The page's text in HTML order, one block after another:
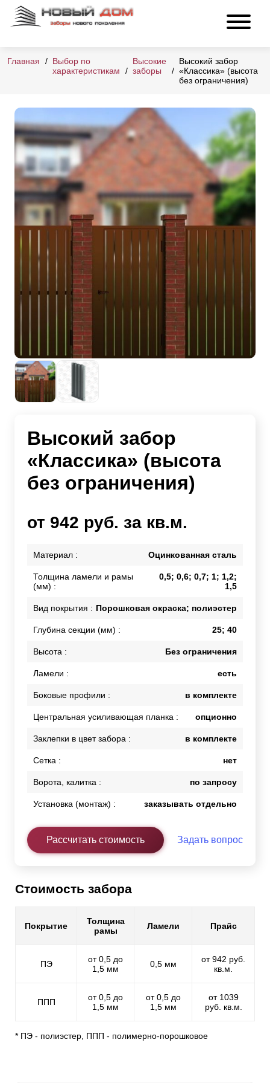
Главная
Выбор по
характеристикам
Высокие
заборы
Высокий забор
«Классика» (высота
без ограничения)
Высокий забор
«Классика» (высота
без ограничения)
от 942 руб. за кв.м.
Материал : Оцинкованная сталь
Толщина ламели и рамы
(мм) :
0,5; 0,6; 0,7; 1; 1,2;
1,5
Вид покрытия : Порошковая окраска; полиэстер
Глубина секции (мм) : 25; 40
Высота : Без ограничения
Ламели : есть
Боковые профили : в комплекте
Центральная усиливающая планка : опционно
Заклепки в цвет забора : в комплекте
Сетка : нет
Ворота, калитка : по запросу
Установка (монтаж) : заказывать отдельно
Рассчитать стоимость Задать вопрос
Стоимость забора
Покрытие
Толщина
рамы
Ламели Прайс
ПЭ
от 0,5 до
1,5 мм
0,5 мм
от 942 руб.
кв.м.
ППП
от 0,5 до
1,5 мм
от 0,5 до
1,5 мм
от 1039
руб. кв.м.
* ПЭ - полиэстер, ППП - полимерно-порошковое